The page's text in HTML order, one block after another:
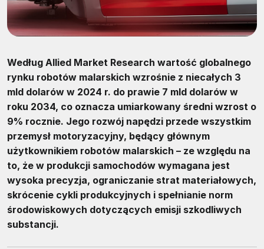
Według Allied Market Research wartość globalnego
rynku robotów malarskich wzrośnie z niecałych 3
mld dolarów w 2024 r. do prawie 7 mld dolarów w
roku 2034, co oznacza umiarkowany średni wzrost o
9% rocznie. Jego rozwój napędzi przede wszystkim
przemysł motoryzacyjny, będący głównym
użytkownikiem robotów malarskich – ze względu na
to, że w produkcji samochodów wymagana jest
wysoka precyzja, ograniczanie strat materiałowych,
skrócenie cykli produkcyjnych i spełnianie norm
środowiskowych dotyczących emisji szkodliwych
substancji.